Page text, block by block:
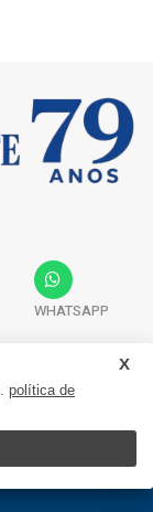
WHATSAPP
Somos
política de